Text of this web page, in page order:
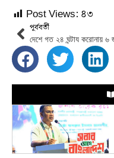
Post Views: ৪৩
পূর্ববর্তী